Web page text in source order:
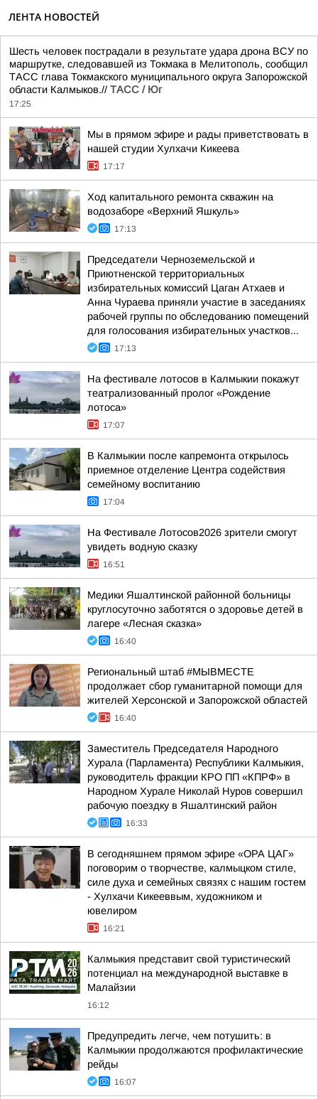
ЛЕНТА НОВОСТЕЙ
Шесть человек пострадали в результате удара дрона ВСУ по
маршрутке, следовавшей из Токмака в Мелитополь, сообщил
ТАСС глава Токмакского муниципального округа Запорожской
области Калмыков.// ТАСС / Юг
17:25
Мы в прямом эфире и рады приветствовать в
нашей студии Хулхачи Кикеева
17:17
Ход капитального ремонта скважин на
водозаборе «Верхний Яшкуль»
17:13
Председатели Черноземельской и
Приютненской территориальных
избирательных комиссий Цаган Атхаев и
Анна Чураева приняли участие в заседаниях
рабочей группы по обследованию помещений
для голосования избирательных участков...
17:13
На фестивале лотосов в Калмыкии покажут
театрализованный пролог «Рождение
лотоса»
17:07
В Калмыкии после капремонта открылось
приемное отделение Центра содействия
семейному воспитанию
17:04
На Фестивале Лотосов2026 зрители смогут
увидеть водную сказку
16:51
Медики Яшалтинской районной больницы
круглосуточно заботятся о здоровье детей в
лагере «Лесная сказка»
16:40
Региональный штаб #МЫВМЕСТЕ
продолжает сбор гуманитарной помощи для
жителей Херсонской и Запорожской областей
16:40
Заместитель Председателя Народного
Хурала (Парламента) Республики Калмыкия,
руководитель фракции КРО ПП «КПРФ» в
Народном Хурале Николай Нуров совершил
рабочую поездку в Яшалтинский район
16:33
В сегодняшнем прямом эфире «ОРА ЦАГ»
поговорим о творчестве, калмыцком стиле,
силе духа и семейных связях с нашим гостем
- Хулхачи Кикееввым, художником и
ювелиром
16:21
Калмыкия представит свой туристический
потенциал на международной выставке в
Малайзии
16:12
Предупредить легче, чем потушить: в
Калмыкии продолжаются профилактические
рейды
16:07